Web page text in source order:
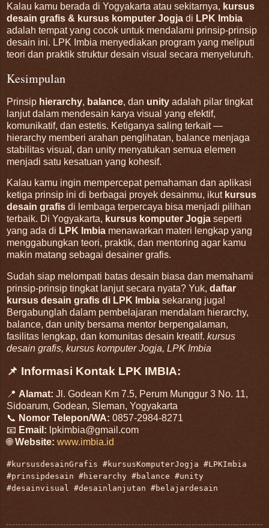
Kalau kamu berada di Yogyakarta atau sekitarnya, kursus
desain grafis & kursus komputer Jogja di LPK Imbia
adalah tempat yang cocok untuk mendalami prinsip-prinsip
desain ini. LPK Imbia menyediakan program yang meliputi
teori dan praktik struktur desain visual secara menyeluruh.
Kesimpulan
Prinsip hierarchy, balance, dan unity adalah pilar tingkat
lanjut dalam mendesain karya visual yang efektif,
komunikatif, dan estetis. Ketiganya saling terkait —
hierarchy memberi arahan penglihatan, balance menjaga
stabilitas visual, dan unity menyatukan semua elemen
menjadi satu kesatuan yang kohesif.
Kalau kamu ingin mempercepat pemahaman dan aplikasi
ketiga prinsip ini di berbagai proyek desainmu, ikut kursus
desain grafis di lembaga terpercaya bisa menjadi pilihan
terbaik. Di Yogyakarta, kursus komputer Jogja seperti
yang ada di LPK Imbia menawarkan materi lengkap yang
menggabungkan teori, praktik, dan mentoring agar kamu
makin matang sebagai desainer grafis.
Sudah siap melompati batas desain biasa dan memahami
prinsip-prinsip tingkat lanjut secara nyata? Yuk, daftar
kursus desain grafis di LPK Imbia sekarang juga!
Bergabunglah dalam pembelajaran mendalam hierarchy,
balance, dan unity bersama mentor berpengalaman,
fasilitas lengkap, dan komunitas desain kreatif. kursus
desain grafis, kursus komputer Jogja, LPK Imbia
📌 Informasi Kontak LPK IMBIA:
📍 Alamat: Jl. Godean Km 7.5, Perum Munggur 3 No. 11,
Sidoarum, Godean, Sleman, Yogyakarta
📞 Nomor Telepon/WA: 0857-2984-8271
📧 Email: lpkimbia@gmail.com
🌐Website: www.imbia.id
#kursusdesainGrafis #kursusKomputerJogja #LPKImbia
#prinsipdesain #hierarchy #balance #unity
#desainvisual #desainlanjutan #belajardesain